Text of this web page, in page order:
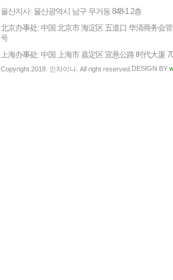
울산지사: 울산광역시 남구 무거동 848-1 2층
北京办事处: 中国 北京市 海淀区 五道口 华清商务会管
号
上海办事处: 中国 上海市 嘉定区 宜悬公路 时代大厦
Copyright 2018. 인차이나. All right reserved. DESIGN BY